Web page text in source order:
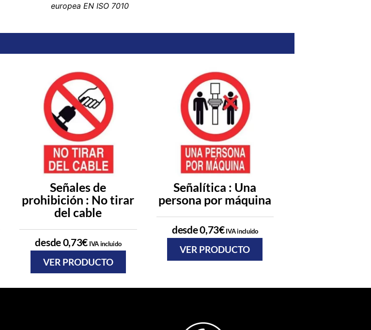
europea EN ISO 7010
Señales de
prohibición : No tirar
del cable
desde0,73€ IVA incluido
VER PRODUCTO
Señalítica : Una
persona por máquina
desde0,73€IVA incluido
VER PRODUCTO